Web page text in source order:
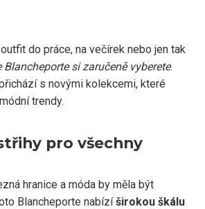
do práce, na večírek nebo jen tak
Blancheporte si zaručeně vyberete.
s novými kolekcemi, které
trendy.
pro všechny
hranice a móda by měla být
Blancheporte nabízíširokou škálu